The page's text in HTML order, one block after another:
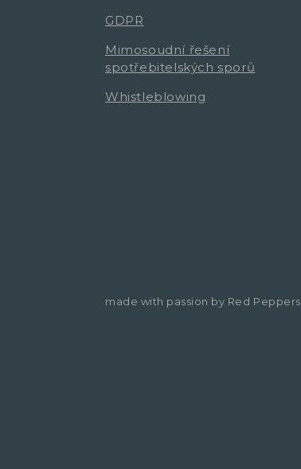
GDPR
Mimosoudní řešení
spotřebitelských sporů
Whistleblowing
made with passion by Red Peppers